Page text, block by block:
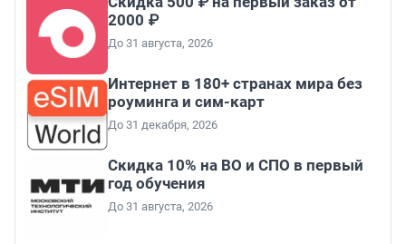
2000 ₽
До 31 августа, 2026
Интернет в 180+ странах мира без
роуминга и сим-карт
До 31 декабря, 2026
Скидка 10% на ВО и СПО в первый
год обучения
До 31 августа, 2026